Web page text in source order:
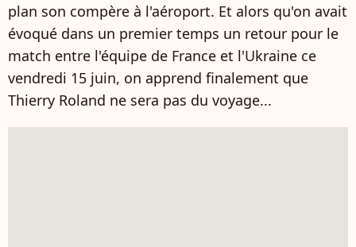
plan son compère à l'aéroport. Et alors qu'on avait
évoqué dans un premier temps un retour pour le
match entre l'équipe de France et l'Ukraine ce
vendredi 15 juin, on apprend finalement que
Thierry Roland ne sera pas du voyage...